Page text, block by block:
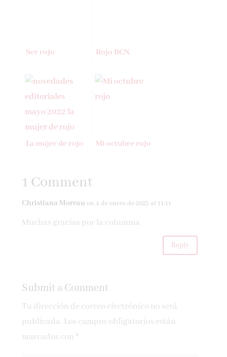
Ser rojo Rojo BCN
La mujer de rojo Mi octubre rojo
1 Comment
Christiana Moreau on 4 de enero de 2025 at 11:11
Muchas gracias por la columma
Reply
Submit a Comment
Tu dirección de correo electrónico no será
publicada. Los campos obligatorios están
marcados con *